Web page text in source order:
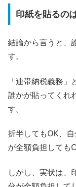
印紙を貼るの
結論から言うと、
す。
「連帯納税義務」
誰かが貼ってくれ
す。
折半してもOK、
が全額負担しても
しかし、実状は、